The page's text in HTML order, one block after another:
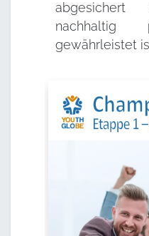
nachhaltig
gewährleistet